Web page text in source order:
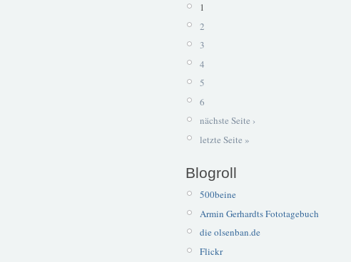
1
2
3
4
5
6
nächste Seite ›
letzte Seite »
Blogroll
500beine
Armin Gerhardts Fototagebuch
die olsenban.de
Flickr